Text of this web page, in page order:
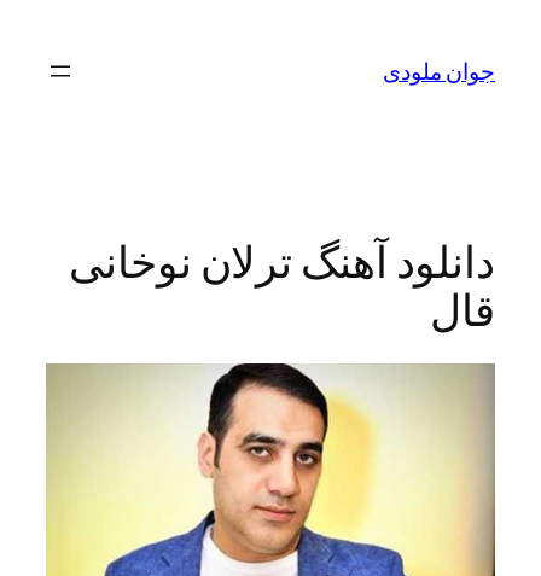
آهنگ ترلان نوخانی